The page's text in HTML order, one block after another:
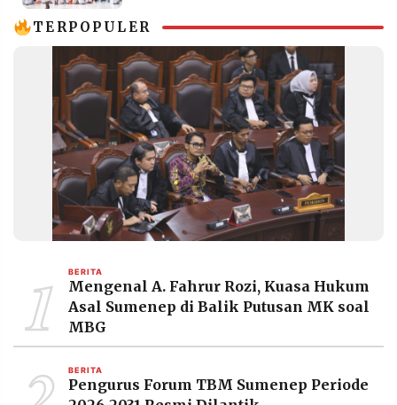
RESOLUSI
MEDIA
PRAMUDITA
Resolusi.co
RESOLUSI
MEDIA
PRAMUDITA
TERPOPULER
1 BERITA
Mengenal A. Fahrur Rozi, Kuasa Hukum
Asal Sumenep di Balik Putusan MK soal
MBG
BERITA
Pengurus Forum TBM Sumenep Periode